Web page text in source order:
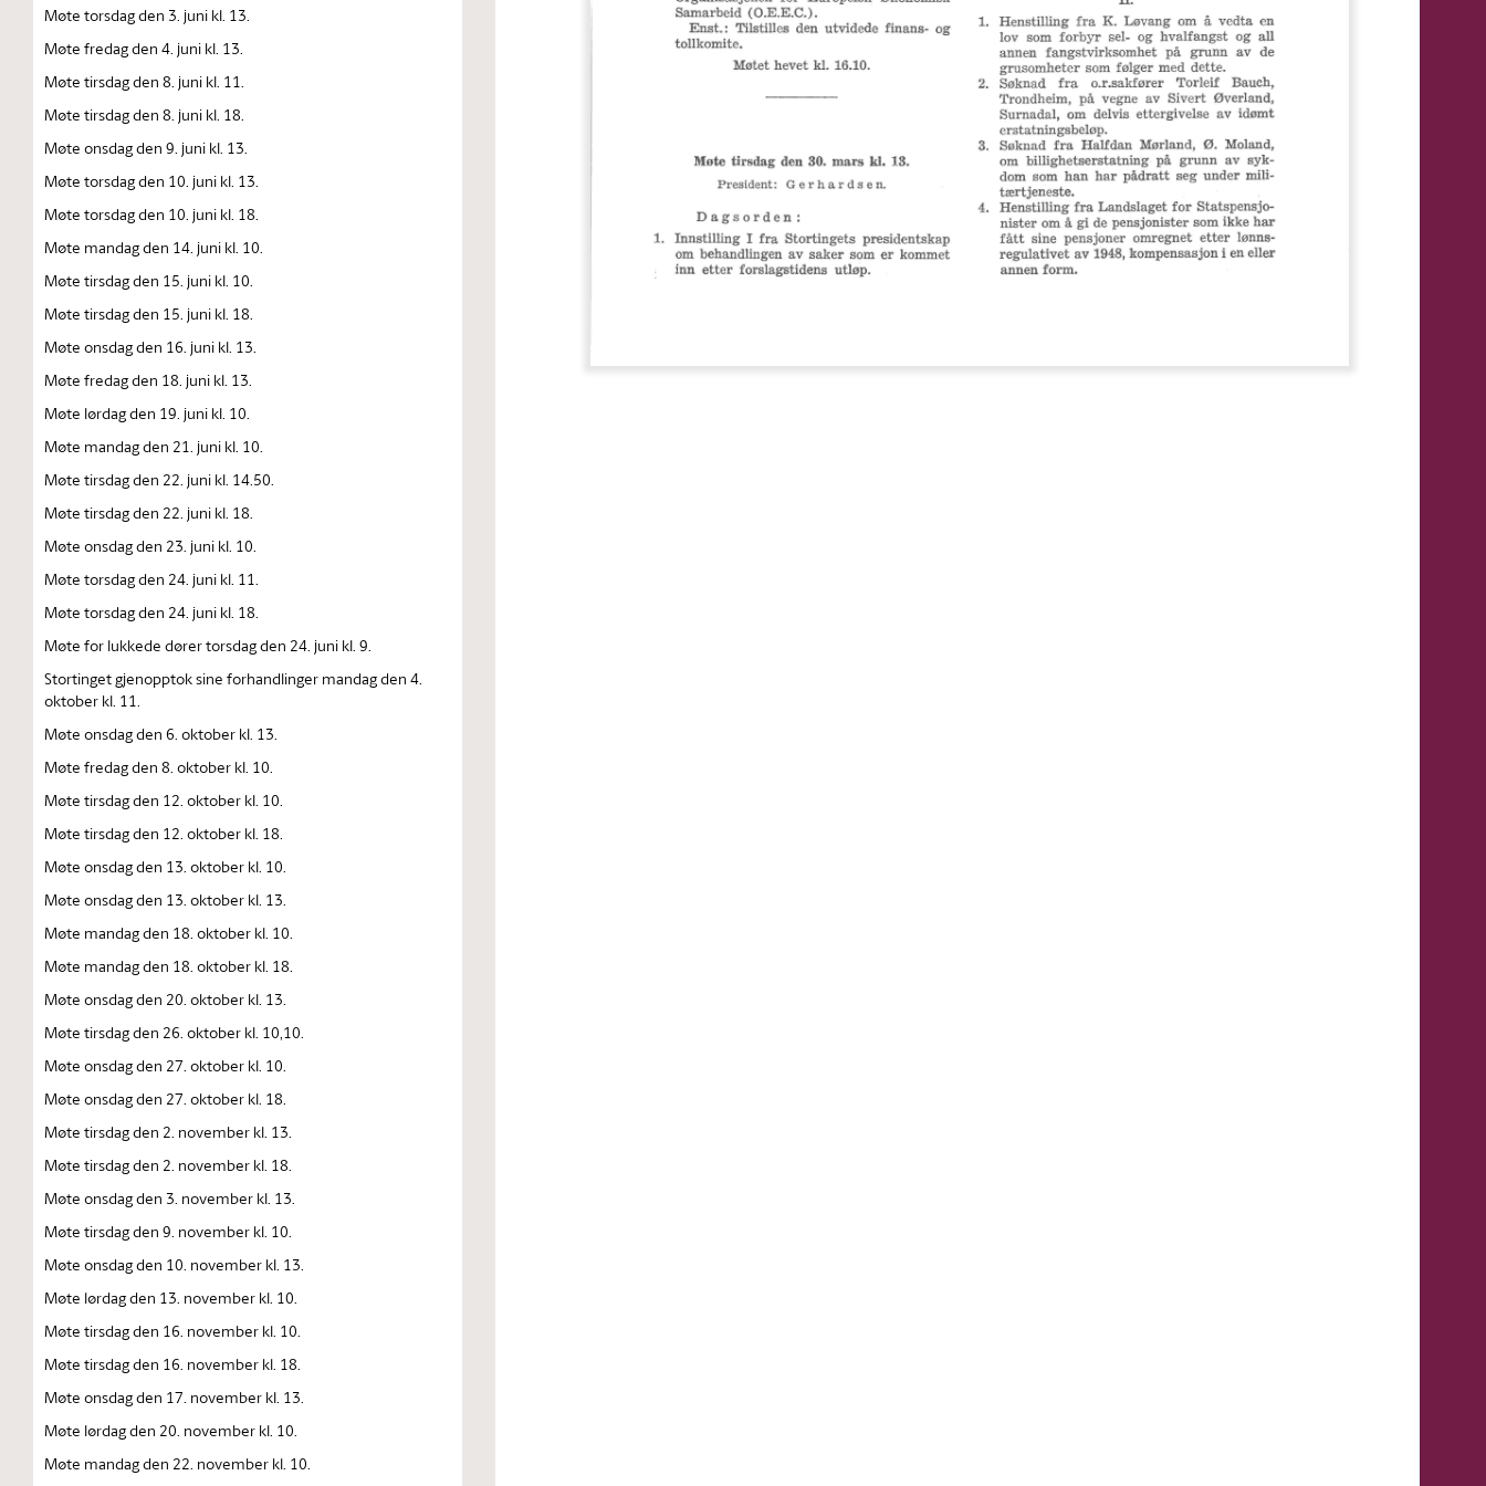
Møte torsdag den 3. juni kl. 13.
Møte fredag den 4. juni kl. 13.
Møte tirsdag den 8. juni kl. 11.
Møte tirsdag den 8. juni kl. 18.
Møte onsdag den 9. juni kl. 13.
Møte torsdag den 10. juni kl. 13.
Møte torsdag den 10. juni kl. 18.
Møte mandag den 14. juni kl. 10.
Møte tirsdag den 15. juni kl. 10.
Møte tirsdag den 15. juni kl. 18.
Møte onsdag den 16. juni kl. 13.
Møte fredag den 18. juni kl. 13.
Møte lørdag den 19. juni kl. 10.
Møte mandag den 21. juni kl. 10.
Møte tirsdag den 22. juni kl. 14.50.
Møte tirsdag den 22. juni kl. 18.
Møte onsdag den 23. juni kl. 10.
Møte torsdag den 24. juni kl. 11.
Møte torsdag den 24. juni kl. 18.
Møte for lukkede dører torsdag den 24. juni kl. 9.
Stortinget gjenopptok sine forhandlinger mandag den 4.
oktober kl. 11.
Møte onsdag den 6. oktober kl. 13.
Møte fredag den 8. oktober kl. 10.
Møte tirsdag den 12. oktober kl. 10.
Møte tirsdag den 12. oktober kl. 18.
Møte onsdag den 13. oktober kl. 10.
Møte onsdag den 13. oktober kl. 13.
Møte mandag den 18. oktober kl. 10.
Møte mandag den 18. oktober kl. 18.
Møte onsdag den 20. oktober kl. 13.
Møte tirsdag den 26. oktober kl. 10,10.
Møte onsdag den 27. oktober kl. 10.
Møte onsdag den 27. oktober kl. 18.
Møte tirsdag den 2. november kl. 13.
Møte tirsdag den 2. november kl. 18.
Møte onsdag den 3. november kl. 13.
Møte tirsdag den 9. november kl. 10.
Møte onsdag den 10. november kl. 13.
Møte lørdag den 13. november kl. 10.
Møte tirsdag den 16. november kl. 10.
Møte tirsdag den 16. november kl. 18.
Møte onsdag den 17. november kl. 13.
Møte lørdag den 20. november kl. 10.
Møte mandag den 22. november kl. 10.